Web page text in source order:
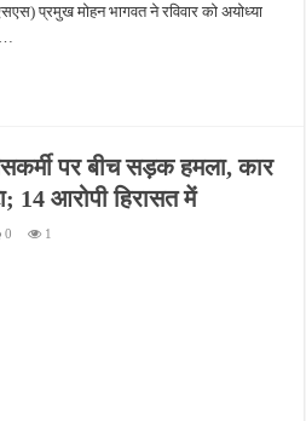
प्रमुख मोहन भागवत ने रविवार को अयोध्या
पर बीच सड़क हमला, कार
14 आरोपी हिरासत में
0 1